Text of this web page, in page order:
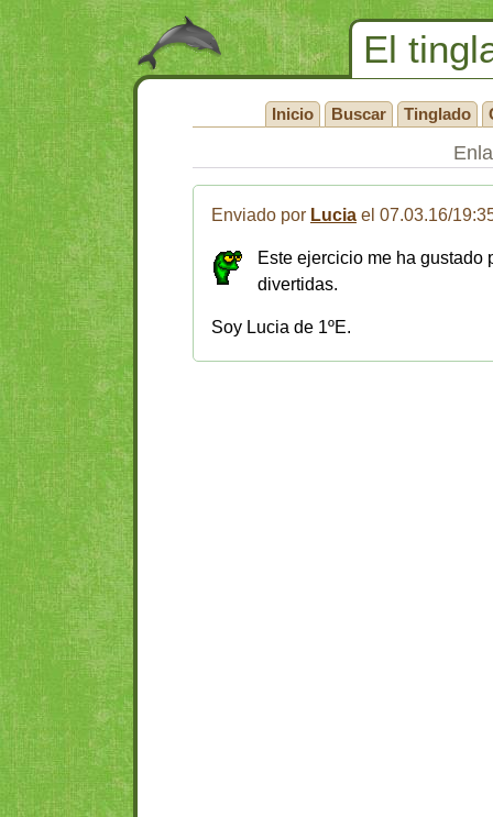
El
Inicio Buscar Tinglado
Enviado por Lucia el 07.03.16/
Este ejercicio me ha gustado
divertidas.
Soy Lucia de 1ºE.